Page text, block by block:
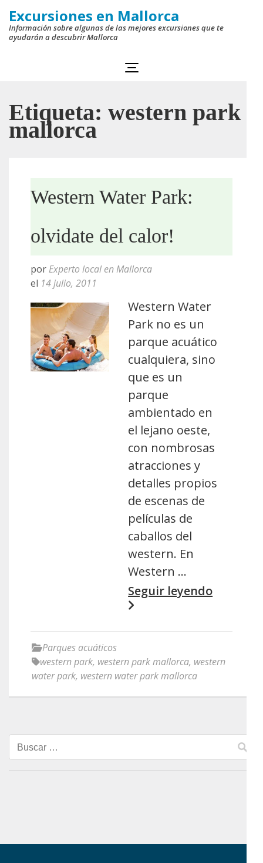
Saltar
contenido
Intro)
Excursiones en Mallorca
Información sobre algunas de las mejores excursiones que te
ayudarán a descubrir Mallorca
Etiqueta: western park
mallorca
Western Water Park:
olvidate del calor!
por Experto local en Mallorca
el 14 julio, 2011
Western Water
Park no es un
parque acuático
cualquiera, sino
que es un
parque
ambientado en
el lejano oeste,
con nombrosas
atracciones y
detalles propios
de escenas de
películas de
caballos del
western. En
Western …
Seguir leyendo
Parques acuáticos
western park, western park mallorca, western
water park, western water park mallorca
Buscar: